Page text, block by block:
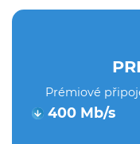
Prémiové
400 Mb/s